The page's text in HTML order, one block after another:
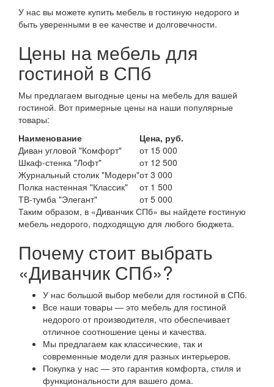
У нас вы можете купить мебель в гостиную недорого и
быть уверенными в ее качестве и долговечности.
Цены на мебель для
гостиной в СПб
Мы предлагаем выгодные цены на мебель для вашей
гостиной. Вот примерные цены на наши популярные
товары:
Наименование
Цена, руб.
Диван угловой "Комфорт"
от 15 000
Шкаф-стенка "Лофт"
от 12 500
Журнальный столик "Модерн"от 3 000
Полка настенная "Классик"
от 1 500
ТВ-тумба "Элегант"
от 5 000
Таким образом, в «Диванчик СПб» вы найдете гостиную
мебель недорого, подходящую для любого бюджета.
Почему стоит выбрать
«Диванчик СПб»?
У нас большой выбор мебели для гостиной в СПб.
Все наши товары — это мебель для гостиной
недорого от производителя, что обеспечивает
отличное соотношение цены и качества.
Мы предлагаем как классические, так и
современные модели для разных интерьеров.
Покупка у нас — это гарантия комфорта, стиля и
функциональности для вашего дома.